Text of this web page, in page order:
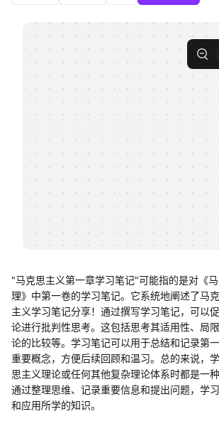
客户案例
支持
帮助中心
知识分享社区
"马克思主义第一章学习笔记"可能指的是对《
理》中第一卷的学习笔记。它系统地阐述了马
主义学习笔记分享！通过撰写学习笔记，可以
论进行批判性思考。这包括思考其适用性、局
论的比较等。学习笔记可以用于总结和记录第一
重要概念，方便后续回顾和温习。总的来说，
思主义理论或任何其他复杂理论体系时都是一
通过整理思维、记录重要信息和提出问题，学
和应用所学的知识。